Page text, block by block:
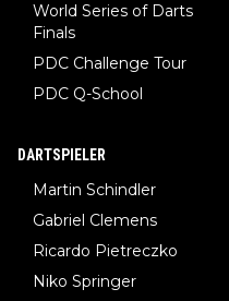
World Series of Darts
Finals
PDC Challenge Tour
PDC Q-School
DARTSPIELER
Martin Schindler
Gabriel Clemens
Ricardo Pietreczko
Niko Springer